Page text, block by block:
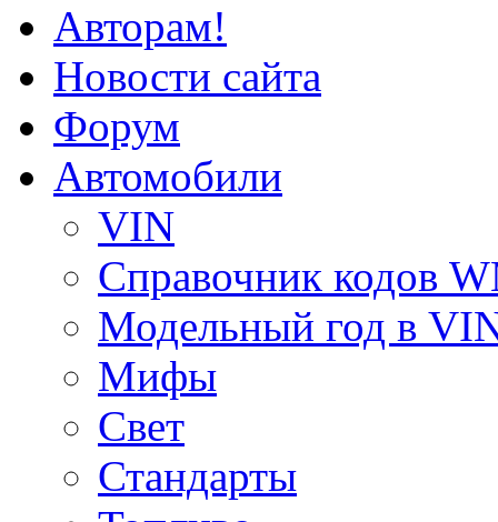
Авторам!
Новости сайта
Форум
Автомобили
VIN
Справочник кодов
Модельный год в
Мифы
Свет
Стандарты